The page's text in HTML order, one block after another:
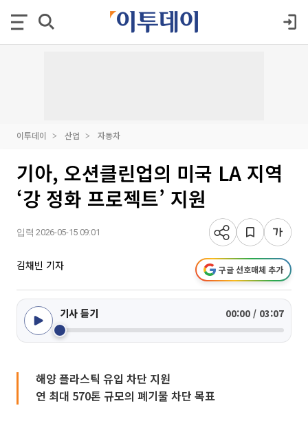
이투데이 산업 자동차
기아, 오션클린업의 미국 LA 지역
‘강 정화 프로젝트’ 지원
입력 2026-05-15 09:01
김채빈 기자 구글 선호매체 추가
기사 듣기 00:00 / 03:07
해양 플라스틱 유입 차단 지원
연 최대 570톤 규모의 폐기물 차단 목표